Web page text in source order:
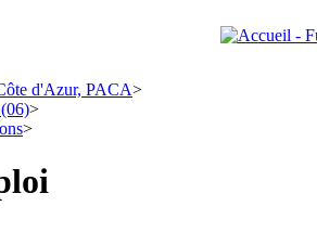
d'Azur, PACA>
>
>